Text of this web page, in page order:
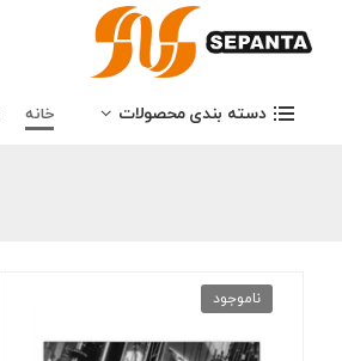
دسته بندی محصولات خانه
ناموجود